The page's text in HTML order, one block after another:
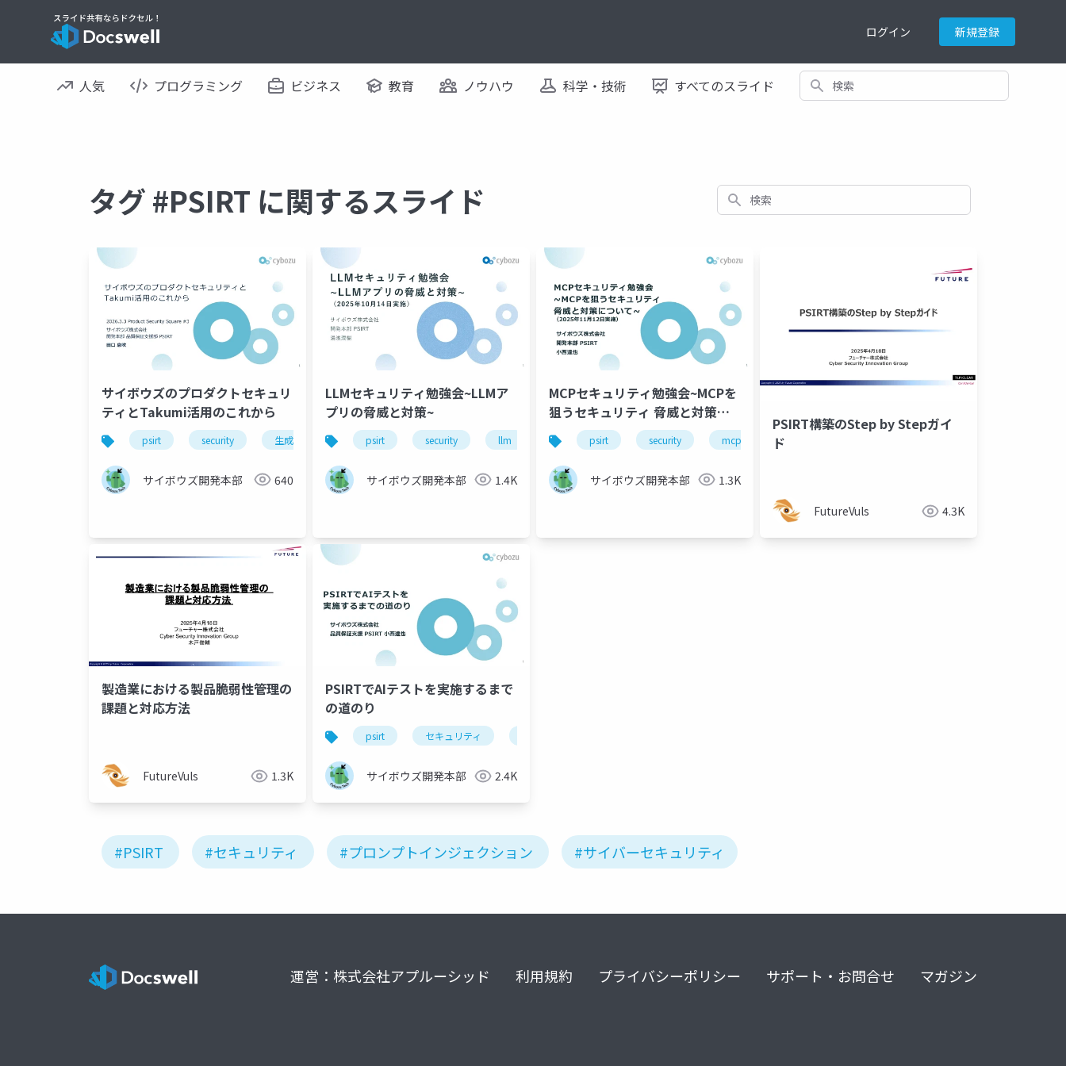
ログイン 新規登録
人気 プログラミング ビジネス 教育 ノウハウ 科学・技術 すべてのスライド 検索
タグ #PSIRT に関するスライド 検索
サイボウズのプロダクトセキュリ
ティとTakumi活用のこれから
psirt security 生成ai
サイボウズ開発本部 640
LLMセキュリティ勉強会~LLMア
プリの脅威と対策~
psirt security llm 生成ai
サイボウズ開発本部 1.4K
MCPセキュリティ勉強会~MCPを
狙うセキュリティ 脅威と対策に
ついて~psirt security mcp 生成ai
サイボウズ開発本部 1.3K
PSIRT構築のStep by Stepガイ
ド
FutureVuls 4.3K
製造業における製品脆弱性管理の
課題と対応方法
FutureVuls 1.3K
PSIRTでAIテストを​実施するまで
の道のり
psirt セキュリティ
サイボウズ開発本部 2.4K
#PSIRT #セキュリティ #プロンプトインジェクション #サイバーセキュリティ
運営：株式会社アプルーシッド 利用規約 プライバシーポリシー サポート・お問合せ マガジン